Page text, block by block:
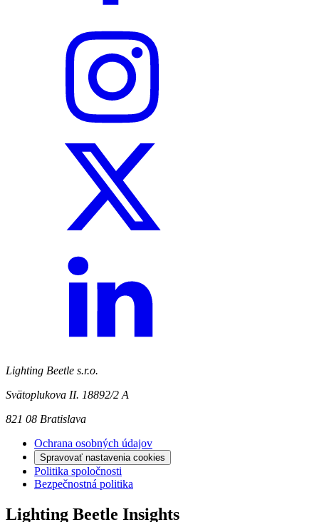
Lighting Beetle s.r.o.
Svätoplukova II. 18892/2 A
821 08 Bratislava
Ochrana osobných údajov
Spravovať nastavenia cookies
Politika spoločnosti
Bezpečnostná politika
Lighting Beetle Insights